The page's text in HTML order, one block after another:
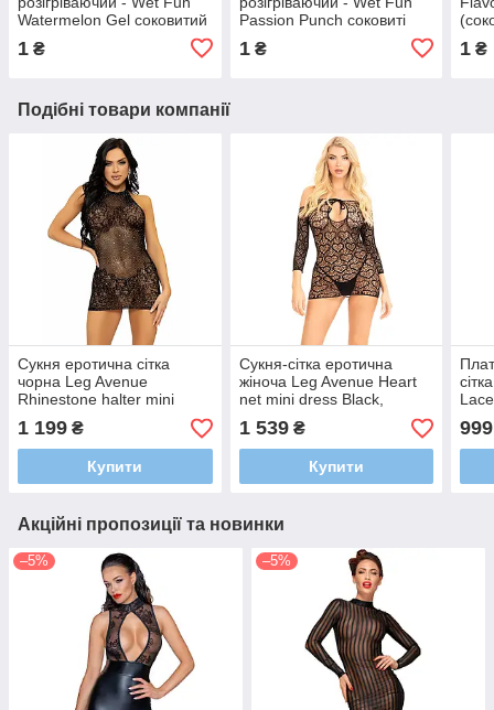
Watermelon Gel соковитий
1 ₴
Passion Punch соковиті
1₴ 1 ₴
Подібні товари компанії
Сукня еротична сітка
чорна Leg Avenue
Rhinestone halter mini
dress OS Black
1 199 ₴
Купити
Сукня-сітка еротична
жіноча Leg Avenue Heart
net mini dress Black,
зав'язки, відкриті плечі,
One Size
1 539₴
Купити
999
Акційні пропозиції та новинки
–5% –5%